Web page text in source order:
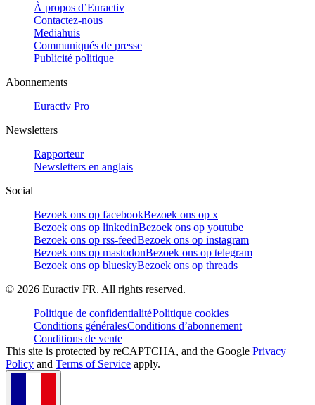
À propos d’Euractiv
Contactez-nous
Mediahuis
Communiqués de presse
Publicité politique
Abonnements
Euractiv Pro
Newsletters
Rapporteur
Newsletters en anglais
Social
Bezoek ons op facebookBezoek ons op x
Bezoek ons op linkedinBezoek ons op youtube
Bezoek ons op rss-feedBezoek ons op instagram
Bezoek ons op mastodonBezoek ons op telegram
Bezoek ons op blueskyBezoek ons op threads
© 2026 Euractiv FR. All rights reserved.
Politique de confidentialitéPolitique cookies
Conditions généralesConditions d’abonnement
Conditions de vente
This site is protected by reCAPTCHA, and the Google Privacy
Policy and Terms of Service apply.